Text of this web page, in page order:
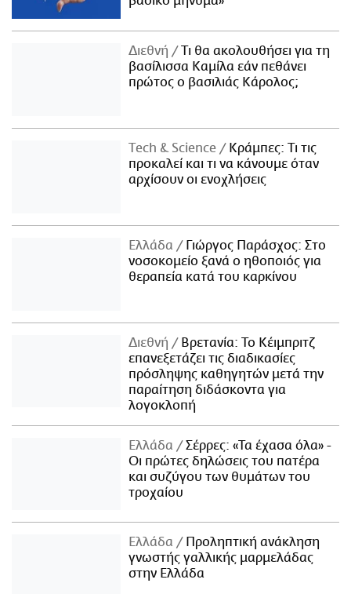
Διεθνή
Τι θα ακολουθήσει για τη
βασίλισσα Καμίλα εάν πεθάνει
πρώτος ο βασιλιάς Κάρολος;
Τech & Science
Κράμπες: Τι τις
προκαλεί και τι να κάνουμε όταν
αρχίσουν οι ενοχλήσεις
Ελλάδα
Γιώργος Παράσχος: Στο
νοσοκομείο ξανά ο ηθοποιός για
θεραπεία κατά του καρκίνου
Διεθνή
Βρετανία: Το Κέιμπριτζ
επανεξετάζει τις διαδικασίες
πρόσληψης καθηγητών μετά την
παραίτηση διδάσκοντα για
λογοκλοπή
Ελλάδα
Σέρρες: «Τα έχασα όλα» -
Οι πρώτες δηλώσεις του πατέρα
και συζύγου των θυμάτων του
τροχαίου
Ελλάδα
Προληπτική ανάκληση
γνωστής γαλλικής μαρμελάδας
στην Ελλάδα